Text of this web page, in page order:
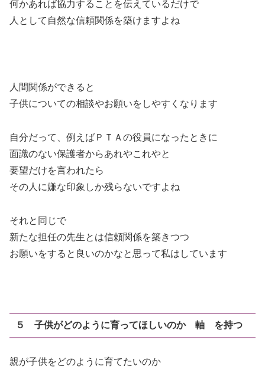
何かあれば協力することを伝えているだけで
人として自然な信頼関係を築けますよね
人間関係ができると
子供についての相談やお願いをしやすくなります
自分だって、例えばＰＴＡの役員になったときに
面識のない保護者からあれやこれやと
要望だけを言われたら
その人に嫌な印象しか残らないですよね
それと同じで
新たな担任の先生とは信頼関係を築きつつ
お願いをすると良いのかなと思って私はしています
５ 子供がどのように育ってほしいのか 軸 を持つ
親が子供をどのように育てたいのか